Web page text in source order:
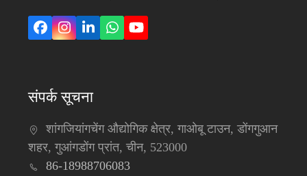
फेसबुकइंस्टाग्राम
लिंक्डइनव्हाट्सएपयूट्यूब
संपर्क सूचना
शांगजियांगचेंग औद्योगिक क्षेत्र, गाओबू टाउन, डोंगगुआन
शहर, गुआंगडोंग प्रांत, चीन, 523000
86-18988706083